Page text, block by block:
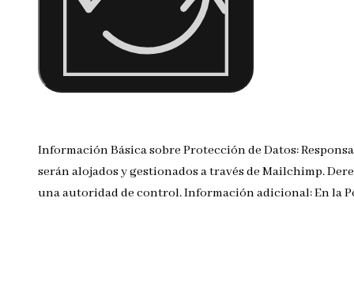
Información Básica sobre Protección de Datos:
serán alojados y gestionados a través de Mailchimp.
una autoridad de control. Información adicional: En la